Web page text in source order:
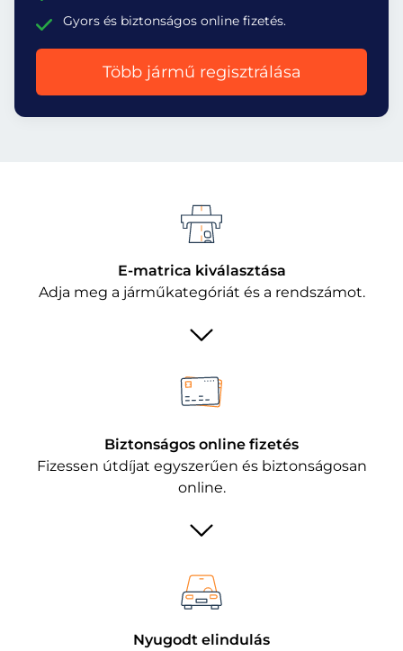
Gyors és biztonságos online fizetés.
Több jármű regisztrálása
E-matrica kiválasztása
Adja meg a járműkategóriát és a rendszámot.
Biztonságos online fizetés
Fizessen útdíjat egyszerűen és biztonságosan
online.
Nyugodt elindulás